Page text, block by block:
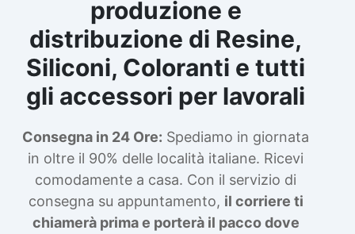
produzione e
distribuzione di Resine,
Siliconi, Coloranti e tutti
gli accessori per lavorali
Consegna in 24 Ore: Spediamo in giornata
in oltre il 90% delle località italiane. Ricevi
comodamente a casa. Con il servizio di
consegna su appuntamento, il corriere ti
chiamerà prima e porterà il pacco dove